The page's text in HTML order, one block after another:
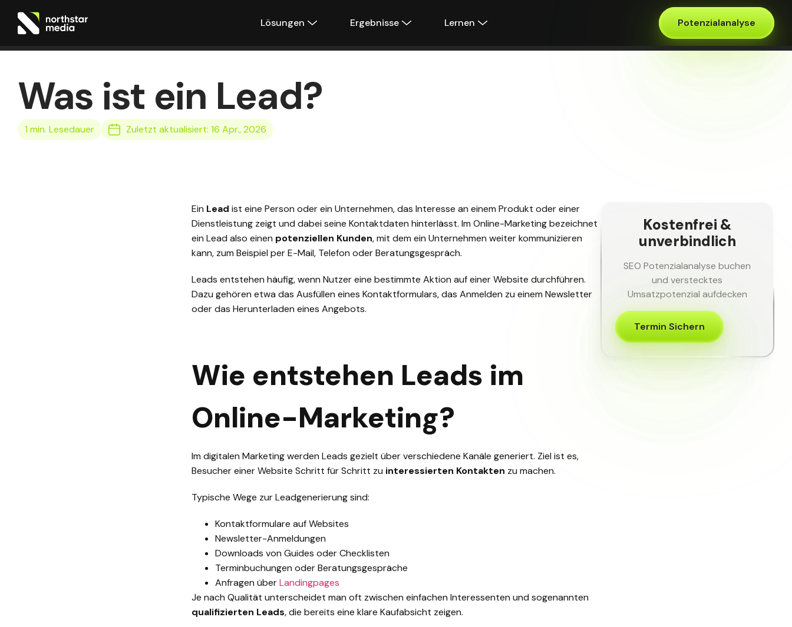
Lösungen Ergebnisse Lernen Potenzialanalyse
Was ist ein Lead?
Zuletzt aktualisiert: 16 Apr., 2026
Ein Lead ist eine Person oder ein Unternehmen, das Interesse an einem Produkt oder einer
Dienstleistung zeigt und dabei seine Kontaktdaten hinterlässt. Im Online-Marketing bezeichnet
ein Lead also einen potenziellen Kunden, mit dem ein Unternehmen weiter kommunizieren
kann, zum Beispiel per E-Mail, Telefon oder Beratungsgespräch.
Leads entstehen häufig, wenn Nutzer eine bestimmte Aktion auf einer Website durchführen.
Dazu gehören etwa das Ausfüllen eines Kontaktformulars, das Anmelden zu einem Newsletter
oder das Herunterladen eines Angebots.
Wie entstehen Leads im
Online-Marketing?
Im digitalen Marketing werden Leads gezielt über verschiedene Kanäle generiert. Ziel ist es,
Besucher einer Website Schritt für Schritt zu interessierten Kontakten zu machen.
Typische Wege zur Leadgenerierung sind:
Kontaktformulare auf Websites
Newsletter-Anmeldungen
Downloads von Guides oder Checklisten
Terminbuchungen oder Beratungsgespräche
Anfragen überLandingpages
Je nach Qualität unterscheidet man oft zwischen einfachen Interessenten und sogenannten
qualifizierten Leads, die bereits eine klare Kaufabsicht zeigen.
Kostenfrei &
unverbindlich
SEO Potenzialanalyse buchen
und verstecktes
Umsatzpotenzial aufdecken
Termin Sichern